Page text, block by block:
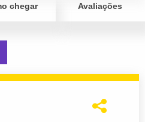
chegar Avaliações